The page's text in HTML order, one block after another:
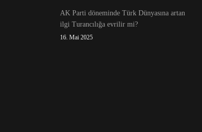
AK Parti döneminde Türk Dünyasına artan
ilgi Turancılığa evrilir mi?
16. Mai 2025